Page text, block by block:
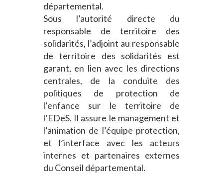
départemental.
Sous l’autorité directe du
responsable de territoire des
solidarités, l’adjoint au responsable
de territoire des solidarités est
garant, en lien avec les directions
centrales, de la conduite des
politiques de protection de
l’enfance sur le territoire de
l’EDeS. Il assure le management et
l’animation de l’équipe protection,
et l’interface avec les acteurs
internes et partenaires externes
du Conseil départemental.